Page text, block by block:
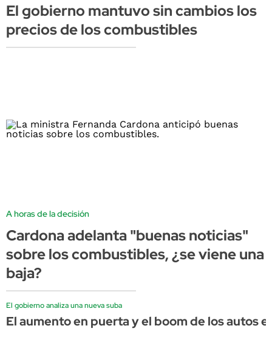
El gobierno mantuvo sin cambios los
precios de los combustibles
A horas de la decisión
Cardona adelanta "buenas noticias"
sobre los combustibles, ¿se viene una
baja?
El gobierno analiza una nueva suba
El aumento en puerta y el boom de los autos